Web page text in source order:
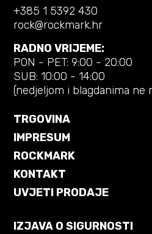
+385 1 5392 430
rock@rockmark.hr
RADNO VRIJEME:
PON - PET: 9:00 - 20:00
SUB: 10:00 - 14:00
(nedjeljom i blagdanima ne
TRGOVINA
IMPRESUM
ROCKMARK
KONTAKT
UVJETI PRODAJE
IZJAVA O SIGURNOSTI